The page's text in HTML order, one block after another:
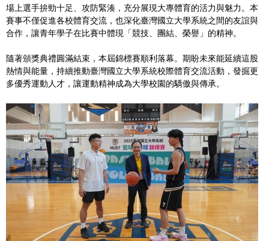
場上選手拚勁十足、攻防緊湊，充分展現大專體育的活力與魅力。本
賽事不僅促進各校體育交流，也深化臺灣國立大學系統之間的友誼與
合作，讓青年學子在比賽中體現「競技、團結、榮譽」的精神。
隨著頒獎典禮圓滿結束，本屆錦標賽順利落幕。期盼未來能延續這股
熱情與能量，持續推動臺灣國立大學系統校際體育交流活動，發掘更
多優秀運動人才，讓運動精神成為大學校園的驕傲與傳承。